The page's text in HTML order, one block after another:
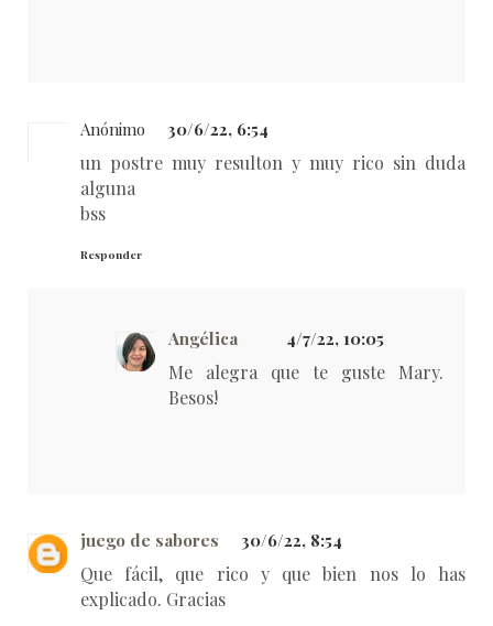
Anónimo 30/6/22, 6:54
un postre muy resulton y muy rico sin duda
alguna
bss
Responder
Angélica 4/7/22, 10:05
Me alegra que te guste Mary.
Besos!
juego de sabores 30/6/22, 8:54
Que fácil, que rico y que bien nos lo has
explicado. Gracias